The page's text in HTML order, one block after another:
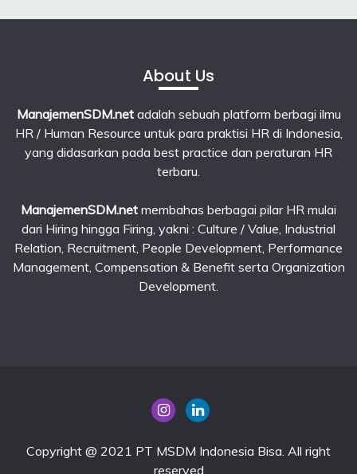
About Us
ManajemenSDM.netadalah sebuah platform berbagi ilmu
HR / Human Resource untuk para praktisi HR di Indonesia,
yang didasarkan pada best practice dan peraturan HR
terbaru.
ManajemenSDM.net membahas berbagai pilar HR mulai
dari Hiring hingga Firing, yakni : Culture / Value, Industrial
Relation, Recruitment, People Development, Performance
Management, Compensation & Benefit serta Organization
Development.
Copyright @ 2021 PT MSDM Indonesia Bisa. All right
reserved